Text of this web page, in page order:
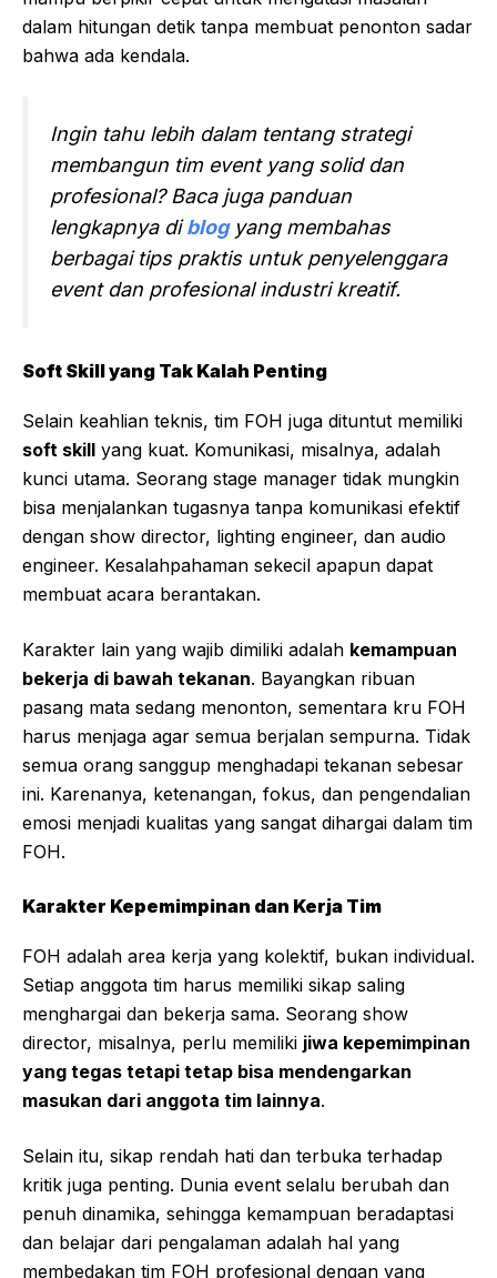
dalam hitungan detik tanpa membuat penonton sadar
bahwa ada kendala.
Ingin tahu lebih dalam tentang strategi
membangun tim event yang solid dan
profesional? Baca juga panduan
lengkapnya diblogyang membahas
berbagai tips praktis untuk penyelenggara
event dan profesional industri kreatif.
Soft Skill yang Tak Kalah Penting
Selain keahlian teknis, tim FOH juga dituntut memiliki
soft skill yang kuat. Komunikasi, misalnya, adalah
kunci utama. Seorang stage manager tidak mungkin
bisa menjalankan tugasnya tanpa komunikasi efektif
dengan show director, lighting engineer, dan audio
engineer. Kesalahpahaman sekecil apapun dapat
membuat acara berantakan.
Karakter lain yang wajib dimiliki adalah kemampuan
bekerja di bawah tekanan. Bayangkan ribuan
pasang mata sedang menonton, sementara kru FOH
harus menjaga agar semua berjalan sempurna. Tidak
semua orang sanggup menghadapi tekanan sebesar
ini. Karenanya, ketenangan, fokus, dan pengendalian
emosi menjadi kualitas yang sangat dihargai dalam tim
FOH.
Karakter Kepemimpinan dan Kerja Tim
FOH adalah area kerja yang kolektif, bukan individual.
Setiap anggota tim harus memiliki sikap saling
menghargai dan bekerja sama. Seorang show
director, misalnya, perlu memiliki jiwa kepemimpinan
yang tegas tetapi tetap bisa mendengarkan
masukan dari anggota tim lainnya.
Selain itu, sikap rendah hati dan terbuka terhadap
kritik juga penting. Dunia event selalu berubah dan
penuh dinamika, sehingga kemampuan beradaptasi
dan belajar dari pengalaman adalah hal yang
membedakan tim FOH profesional dengan yang